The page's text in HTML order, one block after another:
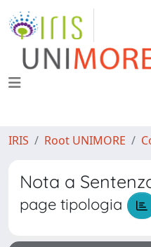
IRIS Root UNIMORE
Nota a
page tipologia